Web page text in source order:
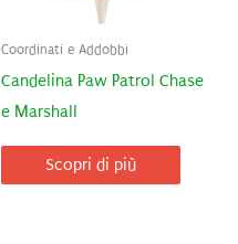
Coordinati e Addobbi
Candelina Paw Patrol Chase
e Marshall
Scopri di più